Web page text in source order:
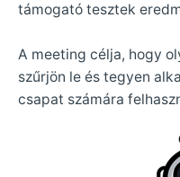
támogató tesztek
A meeting célja, hogy
szűrjön le és tegyen
csapat számára